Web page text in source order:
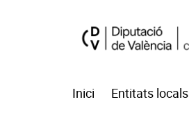
Inici Entitats locals